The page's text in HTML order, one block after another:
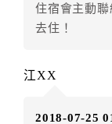
（提出申辦日
．訂房者使用
件放棄訂單（
住宿會主動
去住！
江XX
2018-07-25